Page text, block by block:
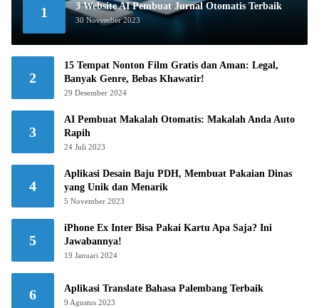
1 3 Website AI Pembuat Jurnal Otomatis Terbaik
30 November 2023
2
15 Tempat Nonton Film Gratis dan Aman: Legal,
Banyak Genre, Bebas Khawatir!
29 Desember 2024
3
AI Pembuat Makalah Otomatis: Makalah Anda Auto
Rapih
24 Juli 2023
4
Aplikasi Desain Baju PDH, Membuat Pakaian Dinas
yang Unik dan Menarik
5 November 2023
5
iPhone Ex Inter Bisa Pakai Kartu Apa Saja? Ini
Jawabannya!
19 Januari 2024
6 Aplikasi Translate Bahasa Palembang Terbaik
9 Agustus 2023